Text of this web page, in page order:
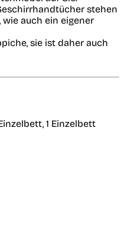
stehen
auch ein eigener
sie ist daher auch
1 Einzelbett